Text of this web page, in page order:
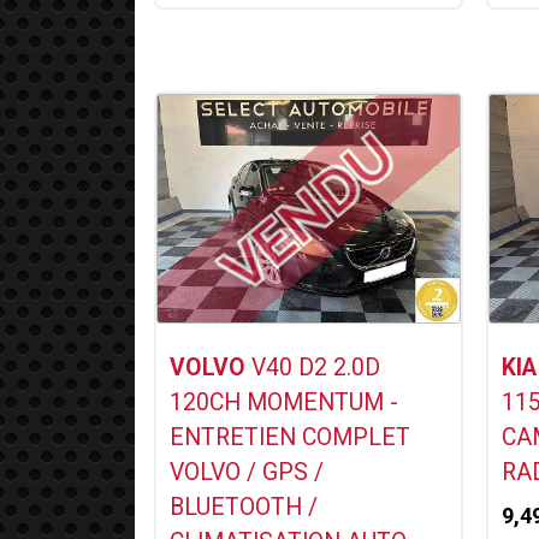
Voir ce Véhicule
VOLVO V40 D2 2.0D
120CH MOMENTUM -
ENTRETIEN COMPLET
VOLVO / GPS /
BLUETOOTH /
KIA